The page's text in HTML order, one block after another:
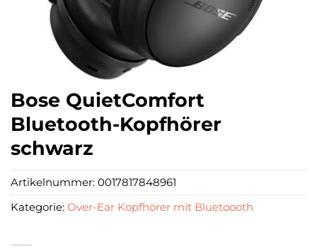
Bose QuietComfort
Bluetooth-Kopfhörer
schwarz
Artikelnummer: 0017817848961
Kategorie: Over-Ear Kopfhörer mit Bluetoooth